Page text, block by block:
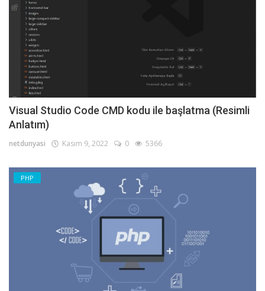
Visual Studio Code CMD kodu ile başlatma (Resimli
Anlatım)
netdunyasi Kasım 9, 2022 0 5366
PHP